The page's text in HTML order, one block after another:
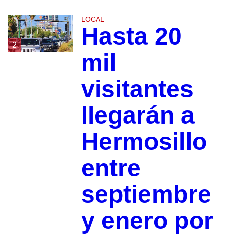
2
LOCAL
Hasta 20
mil
visitantes
llegarán a
Hermosillo
entre
septiembre
y enero por